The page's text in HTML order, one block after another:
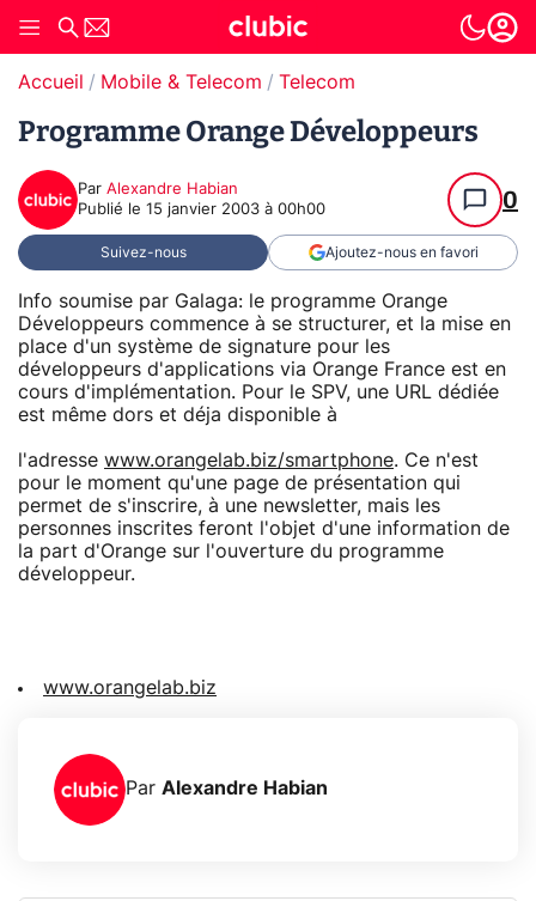
Accueil Mobile & Telecom Telecom
Programme Orange Développeurs
Par Alexandre Habian
Publié le 15 janvier 2003 à 00h00 0
Suivez-nous Ajoutez-nous en favori
Info soumise par Galaga: le programme Orange
Développeurs commence à se structurer, et la mise en
place d'un système de signature pour les
développeurs d'applications via Orange France est en
cours d'implémentation. Pour le SPV, une URL dédiée
est même dors et déja disponible à
l'adresse www.orangelab.biz/smartphone. Ce n'est
pour le moment qu'une page de présentation qui
permet de s'inscrire, à une newsletter, mais les
personnes inscrites feront l'objet d'une information de
la part d'Orange sur l'ouverture du programme
développeur.
www.orangelab.biz
Par Alexandre Habian